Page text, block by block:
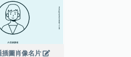
插圖肖像名片